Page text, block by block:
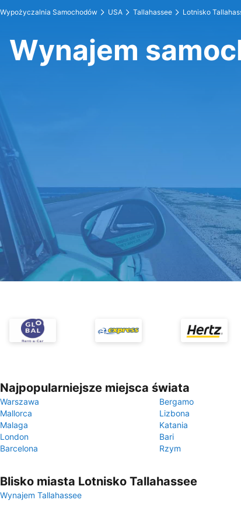
Wypożyczalnia Samochodów USA Tallahassee Lotnisko
Wynajem
Najpopularniejsze miejsca świata
Warszawa
Bergamo
Mallorca
Lizbona
Malaga
Katania
London
Bari
Barcelona
Rzym
Blisko miasta Lotnisko Tallahassee
Wynajem Tallahassee